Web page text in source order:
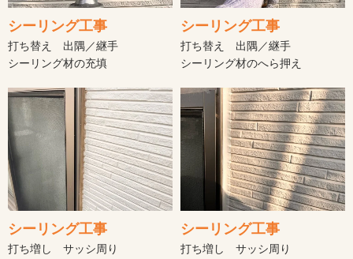
シーリング工事
打ち替え 出隅／継手
シーリング材の充填
シーリング工事
打ち替え 出隅／継手
シーリング材のへら押え
シーリング工事
打ち増し サッシ周り
シーリング工事
打ち増し サッシ周り